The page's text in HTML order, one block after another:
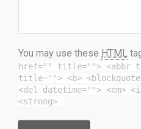
You may use these HTML
href="" title=""> <abbr
title=""> <b>
<del datetime=""> <em>
<strong>